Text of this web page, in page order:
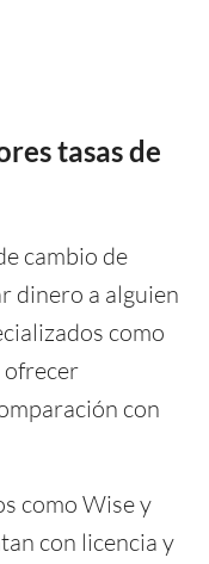
tasas de
cambio de
dinero a alguien
como
ofrecer
con
como Wise y
con licencia y